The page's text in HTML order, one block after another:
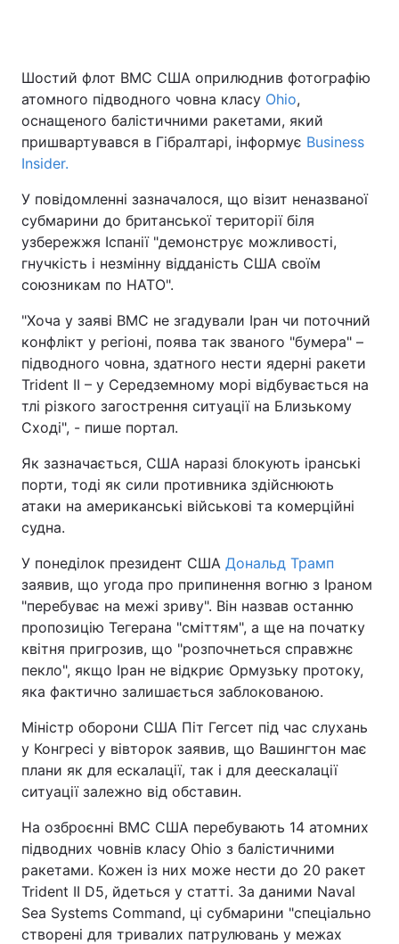
Шостий флот ВМС США оприлюднив фотографію
атомного підводного човна класу Ohio,
оснащеного балістичними ракетами, який
пришвартувався в Гібралтарі, інформує Business
Insider.
У повідомленні зазначалося, що візит неназваної
субмарини до британської території біля
узбережжя Іспанії "демонструє можливості,
гнучкість і незмінну відданість США своїм
союзникам по НАТО".
"Хоча у заяві ВМС не згадували Іран чи поточний
конфлікт у регіоні, поява так званого "бумера" –
підводного човна, здатного нести ядерні ракети
Trident II – у Середземному морі відбувається на
тлі різкого загострення ситуації на Близькому
Сході", - пише портал.
Як зазначається, США наразі блокують іранські
порти, тоді як сили противника здійснюють
атаки на американські військові та комерційні
судна.
У понеділок президент США Дональд Трамп
заявив, що угода про припинення вогню з Іраном
"перебуває на межі зриву". Він назвав останню
пропозицію Тегерана "сміттям", а ще на початку
квітня пригрозив, що "розпочнеться справжнє
пекло", якщо Іран не відкриє Ормузьку протоку,
яка фактично залишається заблокованою.
Міністр оборони США Піт Гегсет під час слухань
у Конгресі у вівторок заявив, що Вашингтон має
плани як для ескалації, так і для деескалації
ситуації залежно від обставин.
На озброєнні ВМС США перебувають 14 атомних
підводних човнів класу Ohio з балістичними
ракетами. Кожен із них може нести до 20 ракет
Trident II D5, йдеться у статті. За даними Naval
Sea Systems Command, ці субмарини "спеціально
створені для тривалих патрулювань у межах